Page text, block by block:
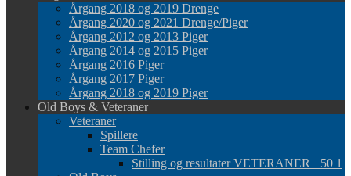
Årgang 2018 og 2019 Drenge
Årgang 2020 og 2021 Drenge/Piger
Årgang 2012 og 2013 Piger
Årgang 2014 og 2015 Piger
Årgang 2016 Piger
Årgang 2017 Piger
Årgang 2018 og 2019 Piger
Old Boys & Veteraner
Veteraner
Spillere
Team Chefer
Stilling og resultater VETERANER +50 1